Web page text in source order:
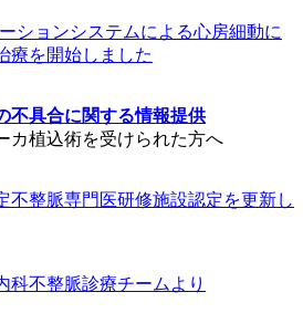
ションシステムによる心房細動に
療を開始しました
不具合に関する情報提供
カ植込術を受けられた方へ
不整脈専門医研修施設認定を更新し
科不整脈診療チームより